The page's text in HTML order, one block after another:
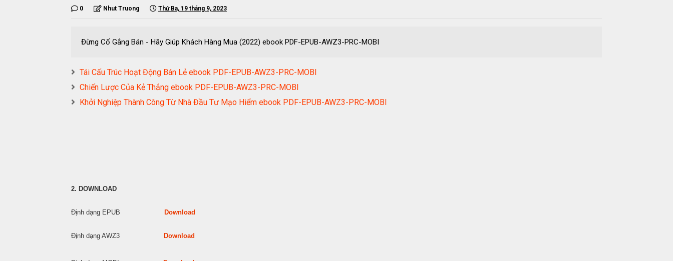
0 Nhut Truong Thứ Ba, 19 tháng 9, 2023
Đừng Cố Gắng Bán - Hãy Giúp Khách Hàng Mua (2022) ebook PDF-EPUB-AWZ3-PRC-MOBI
Tái Cấu Trúc Hoạt Động Bán Lẻ ebook PDF-EPUB-AWZ3-PRC-MOBI
Chiến Lược Của Kẻ Thắng ebook PDF-EPUB-AWZ3-PRC-MOBI
Khởi Nghiệp Thành Công Từ Nhà Đầu Tư Mạo Hiểm ebook PDF-EPUB-AWZ3-PRC-MOBI
2. DOWNLOAD
Định dạng EPUB Download
Định dạng AWZ3 Download